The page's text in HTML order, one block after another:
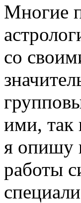
Многие
со
ими, так
я опишу
работы